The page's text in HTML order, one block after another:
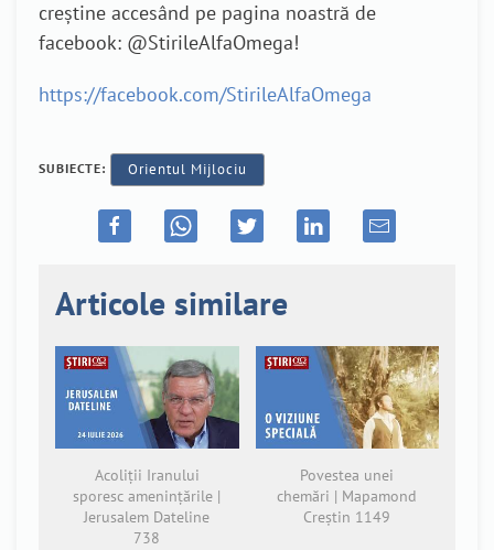
creștine accesând pe pagina noastră de
facebook: @StirileAlfaOmega!
https://facebook.com/StirileAlfaOmega
SUBIECTE: Orientul Mijlociu
Articole similare
Acoliții Iranului
sporesc amenințările |
Jerusalem Dateline
738
Povestea unei
chemări | Mapamond
Creștin 1149